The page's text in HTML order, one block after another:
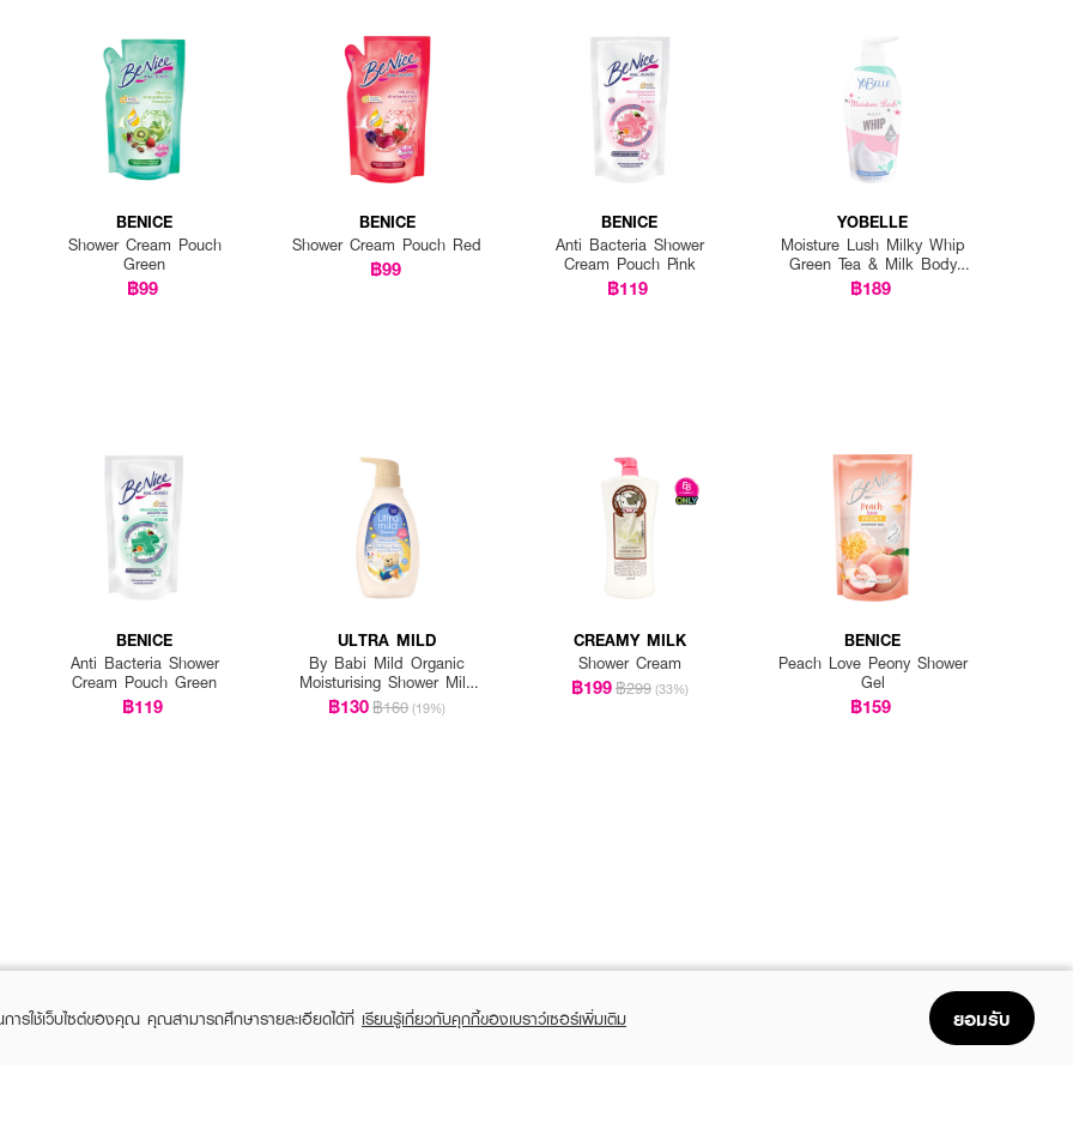
BENICE
Shower Cream Pouch
Green
฿99
BENICE
Shower Cream Pouch Red
฿99
BENICE
Anti Bacteria Shower
Cream Pouch Pink
฿119
YOBELLE
Moisture Lush Milky Whip
Green Tea & Milk Body
Wash
฿189
BENICE
Anti Bacteria Shower
Cream Pouch Green
฿119
ULTRA MILD
By Babi Mild Organic
Moisturising Shower Milk
Bedtime Story
฿130฿160 (19%)
CREAMY MILK
Shower Cream
฿199฿299 (33%)
BENICE
Peach Love Peony Shower
Gel
฿159
ารใช้เว็บไซต์ของคุณ คุณสามารถศึกษารายละเอียดได้ที่ เรียนรู้เกี่ยวกับคุกกี้ของเบราว์เซอร์เพิ่มเติม ยอมรับ